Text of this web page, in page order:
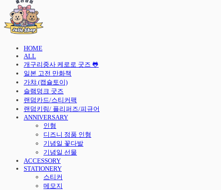
HOME
ALL
개구리중사 케로로 굿즈 🐸
일본 고전 만화책
가챠 (캡슐토이)
슬램덩크 굿즈
랜덤카드/스티커팩
랜덤키링/ 플리퍼즈/피규어
ANNIVERSARY
인형
디즈니 정품 인형
기념일 꽃다발
기념일 선물
ACCESSORY
STATIONERY
스티커
메모지